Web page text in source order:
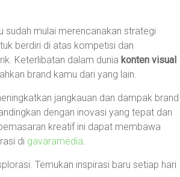
sudah mulai merencanakan strategi
berdiri di atas kompetisi dan
Keterlibatan dalam dunia konten visual
brand kamu dari yang lain.
jangkauan dan dampak brand
dengan inovasi yang tepat dan
kreatif ini dapat membawa
di gavaramedia.
Temukan inspirasi baru setiap hari